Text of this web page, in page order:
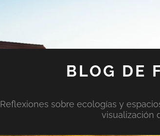
BLOG DE
Reflexiones sobre ecologías y
visualización